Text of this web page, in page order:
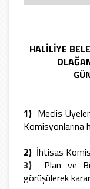
HALİLİYE
1) Meclis
Komisyonlarına
2) İhtisas
3)
Plan ve
görüşülerek